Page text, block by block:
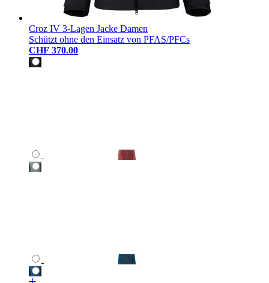
Croz IV 3-Lagen Jacke Damen
Schützt ohne den Einsatz von PFAS/PFCs
CHF 370.00